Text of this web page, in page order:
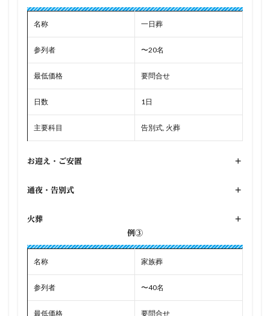
名称 一日葬
参列者 〜20名
最低価格 要問合せ
日数 1日
主要科目 告別式, 火葬
お迎え・ご安置 +
通夜・告別式 +
火葬
+
例③
名称 家族葬
参列者 〜40名
最低価格 要問合せ